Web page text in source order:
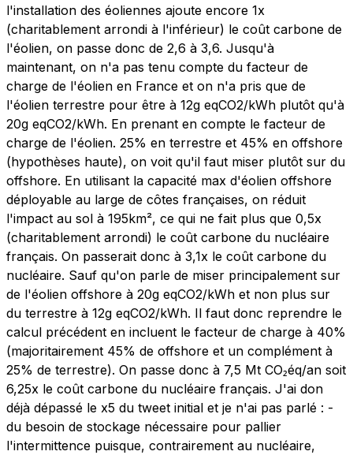
l'installation des éoliennes ajoute encore 1x
(charitablement arrondi à l'inférieur) le coût carbone de
l'éolien, on passe donc de 2,6 à 3,6. Jusqu'à
maintenant, on n'a pas tenu compte du facteur de
charge de l'éolien en France et on n'a pris que de
l'éolien terrestre pour être à 12g eqCO2/kWh plutôt qu'à
20g eqCO2/kWh. En prenant en compte le facteur de
charge de l'éolien. 25% en terrestre et 45% en offshore
(hypothèses haute), on voit qu'il faut miser plutôt sur du
offshore. En utilisant la capacité max d'éolien offshore
déployable au large de côtes françaises, on réduit
l'impact au sol à 195km², ce qui ne fait plus que 0,5x
(charitablement arrondi) le coût carbone du nucléaire
français. On passerait donc à 3,1x le coût carbone du
nucléaire. Sauf qu'on parle de miser principalement sur
de l'éolien offshore à 20g eqCO2/kWh et non plus sur
du terrestre à 12g eqCO2/kWh. Il faut donc reprendre le
calcul précédent en incluent le facteur de charge à 40%
(majoritairement 45% de offshore et un complément à
25% de terrestre). On passe donc à 7,5 Mt CO₂éq/an soit
6,25x le coût carbone du nucléaire français. J'ai don
déjà dépassé le x5 du tweet initial et je n'ai pas parlé : -
du besoin de stockage nécessaire pour pallier
l'intermittence puisque, contrairement au nucléaire,